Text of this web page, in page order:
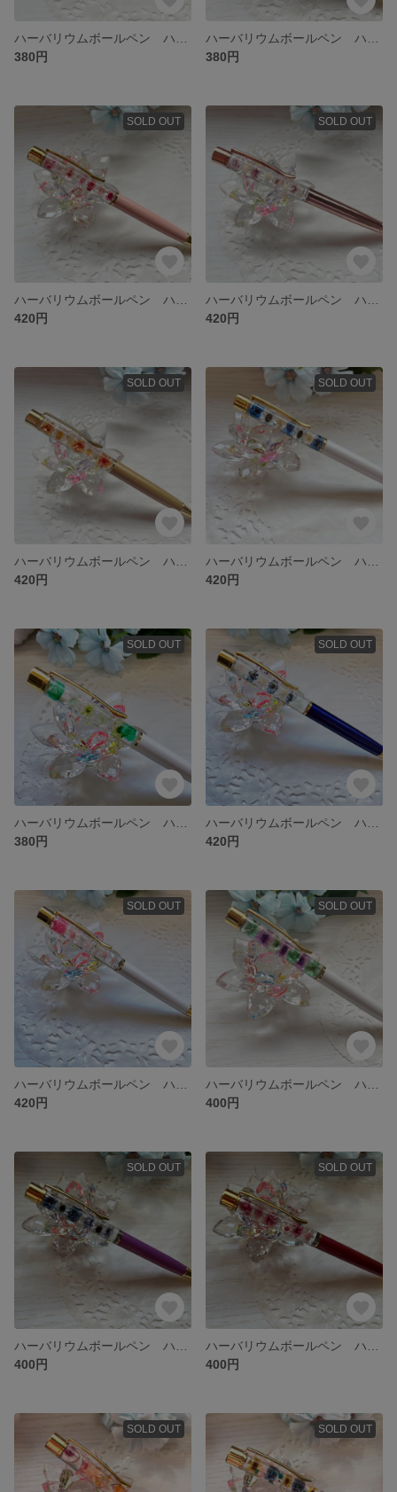
380円
380円
SOLD OUT
420円
SOLD OUT
420円
SOLD OUT
420円
SOLD OUT
420円
SOLD OUT
380円
SOLD OUT
420円
SOLD OUT
420円
SOLD OUT
400円
SOLD OUT
400円
SOLD OUT
400円
SOLD OUT SOLD OUT